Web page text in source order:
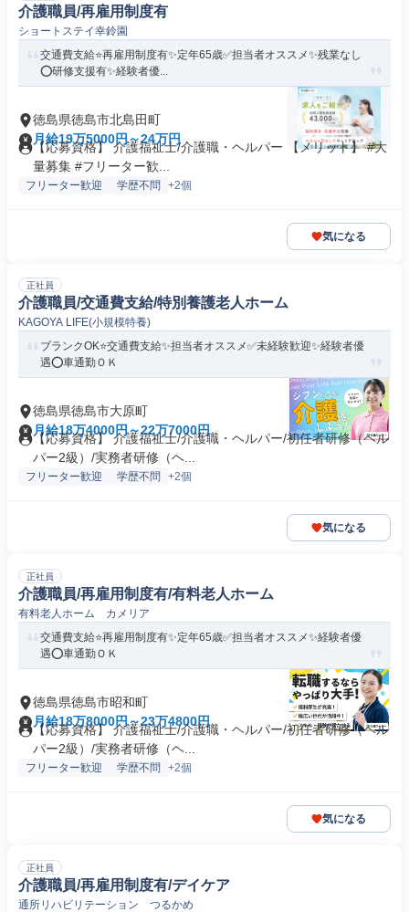
介護職員/再雇用制度有
ショートステイ幸鈴園
交通費支給⭐️再雇用制度有✨定年65歳✅️担当者オススメ✨残業なし
⭕️研修支援有✨経験者優...
徳島県徳島市北島田町
月給19万5000円～24万円
【応募資格】 介護福祉士/介護職・ヘルパー 【メリット】 #大
量募集 #フリーター歓...
フリーター歓迎 学歴不問 +2個
気になる
正社員
介護職員/交通費支給/特別養護老人ホーム
KAGOYA LIFE(小規模特養)
ブランクOK⭐️交通費支給✨担当者オススメ✅️未経験歓迎✨経験者優
遇⭕️車通勤ＯＫ
徳島県徳島市大原町
月給18万4000円～22万7000円
【応募資格】 介護福祉士/介護職・ヘルパー/初任者研修（ヘル
パー2級）/実務者研修（ヘ...
フリーター歓迎 学歴不問 +2個
気になる
正社員
介護職員/再雇用制度有/有料老人ホーム
有料老人ホーム カメリア
交通費支給⭐️再雇用制度有✨定年65歳✅️担当者オススメ✨経験者優
遇⭕️車通勤ＯＫ
徳島県徳島市昭和町
月給18万8000円～23万4800円
【応募資格】 介護福祉士/介護職・ヘルパー/初任者研修（ヘル
パー2級）/実務者研修（ヘ...
フリーター歓迎 学歴不問 +2個
気になる
正社員
介護職員/再雇用制度有/デイケア
通所リハビリテーション つるかめ